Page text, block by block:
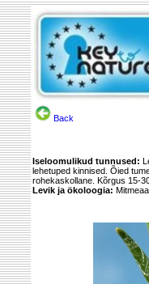
Back
Iseloomulikud tunnused:
lehetuped kinnised. Õied
rohekaskollane. Kõrgus 15-
Levik ja ökoloogia: